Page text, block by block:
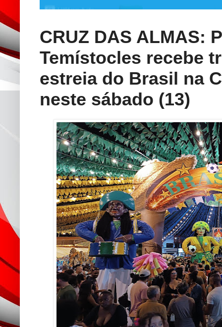
CRUZ DAS ALMAS:
Temístocles recebe
estreia do Brasil na
neste sábado (13)